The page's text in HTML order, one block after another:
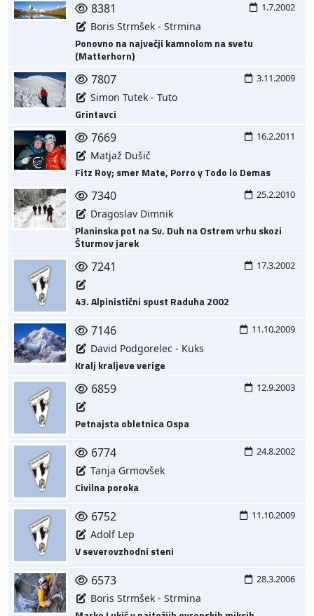
8381 1.7.2002
Boris Strmšek - Strmina
Ponovno na največji kamnolom na svetu
(Matterhorn)
7807 3.11.2009
Simon Tutek - Tuto
Grintavci
7669 16.2.2011
Matjaž Dušič
Fitz Roy; smer Mate, Porro y Todo lo Demas
7340 25.2.2010
Dragoslav Dimnik
Planinska pot na Sv. Duh na Ostrem vrhu skozi
Šturmov jarek
7241 17.3.2002
43. Alpinistični spust Raduha 2002
7146 11.10.2009
David Podgorelec - Kuks
Kralj kraljeve verige
6859 12.9.2003
Petnajsta obletnica Ospa
6774 24.8.2002
Tanja Grmovšek
Civilna poroka
6752 11.10.2009
Adolf Lep
V severovzhodni steni
6573 28.3.2006
Boris Strmšek - Strmina